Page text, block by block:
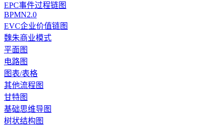
EPC事件过程链图
BPMN2.0
EVC企业价值链图
魏朱商业模式
平面图
电路图
图表/表格
其他流程图
甘特图
基础思维导图
树状结构图